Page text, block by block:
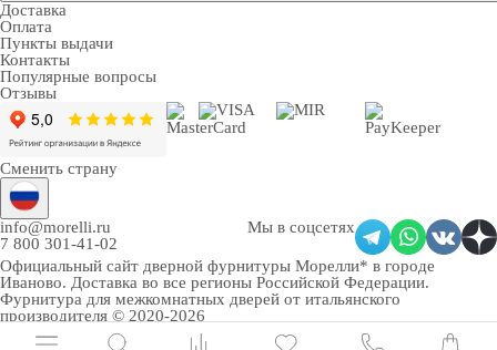
Доставка
Оплата
Пункты выдачи
Контакты
Популярные вопросы
Отзывы
Сменить страну
info@morelli.ru
7 800 301-41-02
Мы в соцсетях
Официальный сайт дверной фурнитуры Морелли* в городе
Иваново. Доставка во все регионы Российской Федерации.
Фурнитура для межкомнатных дверей от итальянского
производителя © 2020-2026